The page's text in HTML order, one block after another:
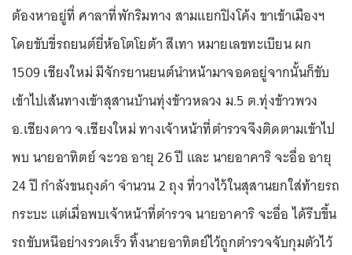
ต้องหาอยู่ที่ ศาลาที่พักริมทาง สามแยกปิงโค้ง ขาเข้าเมืองฯ
โดยขับขี่รถยนต์ยี่ห้อโตโยต้า สีเทา หมายเลขทะเบียน ผก
1509 เชียงใหม่ มีจักรยานยนต์นำหน้ามาจอดอยู่จากนั้นก็ขับ
เข้าไปเส้นทางเข้าสุสานบ้านทุ่งข้าวหลวง ม.5 ต.ทุ่งข้าวพวง
อ.เชียงดาว จ.เชียงใหม่ ทางเจ้าหน้าที่ตำรวจจึงติดตามเข้าไป
พบ นายอาทิตย์ จะวอ อายุ 26 ปี และ นายอาคาริ จะอื่อ อายุ
24 ปี กำลังขนถุงดำ จำนวน 2 ถุง ที่วางไว้ในสุสานยกใส่ท้ายรถ
กระบะ แต่เมื่อพบเจ้าหน้าที่ตำรวจ นายอาคาริ จะอื่อ ได้รีบขึ้น
รถขับหนีอย่างรวดเร็ว ทิ้งนายอาทิตย์ไว้ถูกตำรวจจับกุมตัวไว้